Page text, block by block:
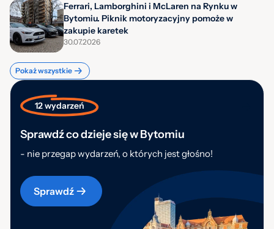
Ferrari, Lamborghini i McLaren na Rynku w
Bytomiu. Piknik motoryzacyjny pomoże w
zakupie karetek
30.07.2026
Pokaż wszystkie
12 wydarzeń
Sprawdź co dzieje się w Bytomiu
- nie przegap wydarzeń, o których jest głośno!
Sprawdź